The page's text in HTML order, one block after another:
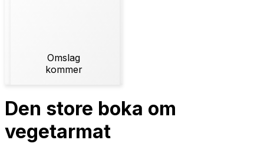
Omslag
kommer
Den store boka om
vegetarmat